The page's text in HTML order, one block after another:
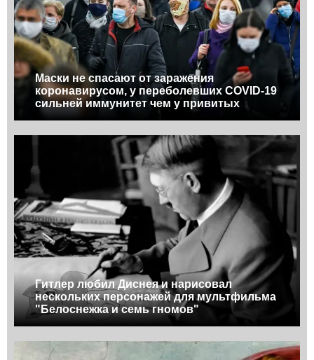
Маски не спасают от заражения
коронавирусом, у переболевших COVID-19
сильней иммунитет чем у привитых
Гитлер любил Диснея и нарисовал
нескольких персонажей для мультфильма
"Белоснежка и семь гномов"